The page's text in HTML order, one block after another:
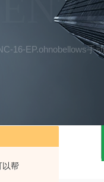
以帮
16-EP.ohnobellows手